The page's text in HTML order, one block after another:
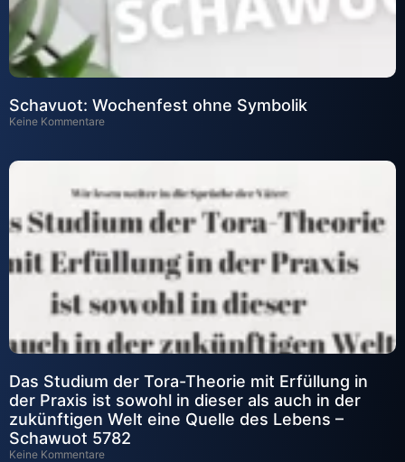
Schavuot: Wochenfest ohne Symbolik
Keine Kommentare
Das Studium der Tora-Theorie mit Erfüllung in
der Praxis ist sowohl in dieser als auch in der
zukünftigen Welt eine Quelle des Lebens –
Schawuot 5782
Keine Kommentare